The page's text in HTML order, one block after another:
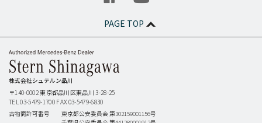
PAGE TOP
株式会社シュテルン品川
〒140-0002東京都品川区東品川 3-28-25
TEL 03-5479-1700 FAX 03-5479-6830
古物商許可番号
東京都公安委員会 第302159001156号